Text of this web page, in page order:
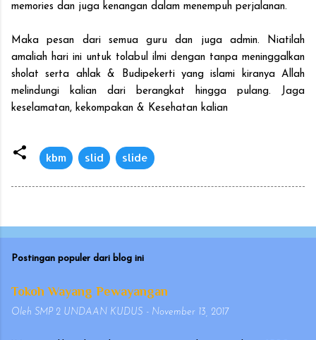
memories dan juga kenangan dalam menempuh perjalanan.
Maka pesan dari semua guru dan juga admin. Niatilah
amaliah hari ini untuk tolabul ilmi dengan tanpa meninggalkan
sholat serta ahlak & Budipekerti yang islami kiranya Allah
melindungi kalian dari berangkat hingga pulang. Jaga
keselamatan, kekompakan & Kesehatan kalian
kbm slid slide
Postingan populer dari blog ini
Tokoh Wayang Pewayangan
Oleh SMP 2 UNDAAN KUDUS - November 13, 2017